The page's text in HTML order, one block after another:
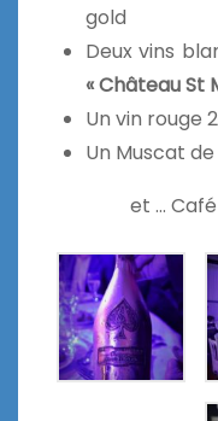
gold
Deux vins
« Château St
Un vin rouge
Un Muscat
et …